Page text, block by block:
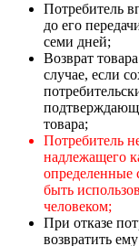
Потребитель
до его
семи дней;
Возврат
случае, если
товара;
Потребитель
надлежащего
определенные
быть
человеком;
При отказе
возвратить